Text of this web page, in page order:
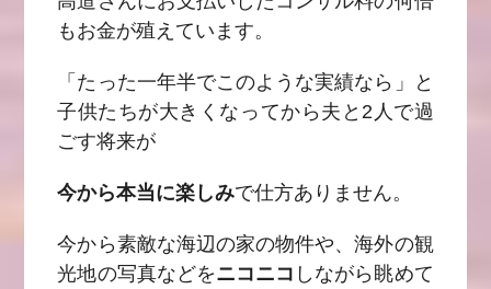
もお金が殖えています。
「たった一年半でこのような実績なら」と
子供たちが大きくなってから夫と2人で過
ごす将来が
今から本当に楽しみで仕方ありません。
今から素敵な海辺の家の物件や、海外の観
光地の写真などをニコニコ しながら眺めて